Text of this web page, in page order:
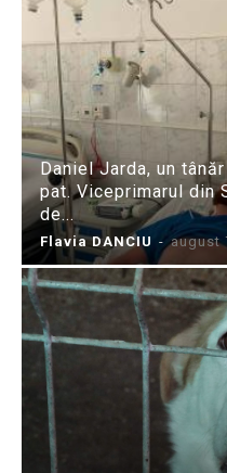
Daniel Jarda, un
pat. Viceprimarul din
de...
Flavia DANCIU - august